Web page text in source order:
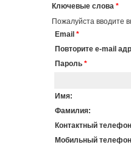
Ключевые слова *
Пожалуйста вводите
Email *
Повторите e-mail
Пароль *
Имя:
Фамилия:
Контактный
Мобильный